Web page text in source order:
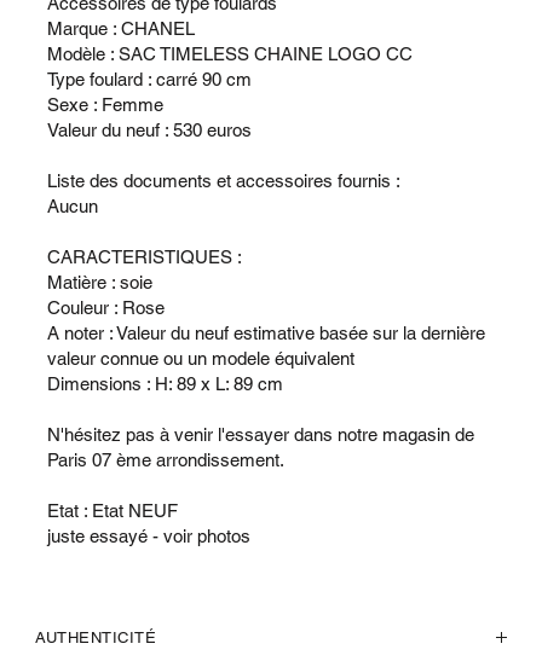
Marque : CHANEL
Modèle : SAC TIMELESS CHAINE LOGO CC
Type foulard : carré 90 cm
Sexe : Femme
Valeur du neuf : 530 euros
Liste des documents et accessoires fournis :
Aucun
CARACTERISTIQUES :
Matière : soie
Couleur : Rose
A noter : Valeur du neuf estimative basée sur la dernière
valeur connue ou un modele équivalent
Dimensions : H: 89 x L: 89 cm
N'hésitez pas à venir l'essayer dans notre magasin de
Paris 07 ème arrondissement.
Etat : Etat NEUF
juste essayé - voir photos
AUTHENTICITÉ